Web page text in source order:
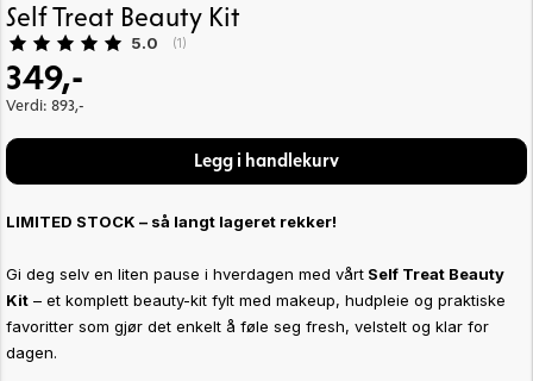
Self Treat Beauty Kit
Gjennomsnittskarakter:
5.0 (stemmer:
1 )
349,-
Verdi: 893,-
Legg i handlekurv
LIMITED STOCK – så langt lageret rekker!
Gi deg selv en liten pause i hverdagen med vårt Self Treat Beauty
Kit – et komplett beauty-kit fylt med makeup, hudpleie og praktiske
favoritter som gjør det enkelt å føle seg fresh, velstelt og klar for
dagen.